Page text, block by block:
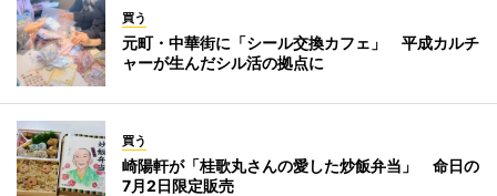
買う
元町・中華街に「シール交換カフェ」 平成カルチ
ャーが生んだシル活の拠点に
買う
崎陽軒が「桂歌丸さんの愛した炒飯弁当」 命日の
7月2日限定販売